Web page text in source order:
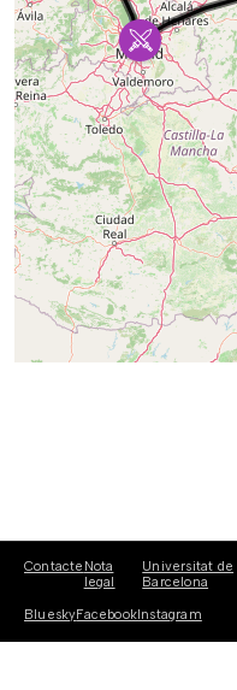
Contacte Nota
legal
Universitat de
Barcelona
BlueskyFacebookInstagram